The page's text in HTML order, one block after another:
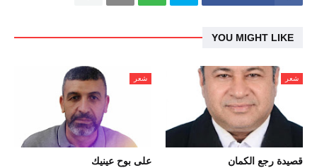
YOU MIGHT LIKE
شعر
قصيدة رجع الكمان
شعر
على بوح عينيك